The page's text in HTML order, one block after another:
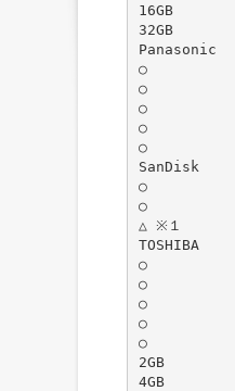
16GB
32GB
Panasonic
○
○
○
○
○
SanDisk
○
○
△ ※１
TOSHIBA
○
○
○
○
○
2GB
4GB